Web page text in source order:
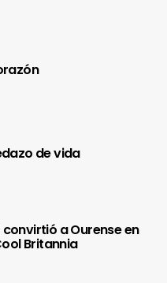
de vida
convirtió a Ourense en
Britannia